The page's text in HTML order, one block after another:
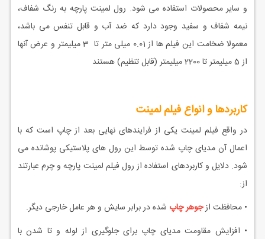
و سایر محصولات استفاده می شود. رول لمینت پارچه به رنگ شفاف،
نیمه شفاف و سفید وجود دارد که ضد آب و قابل تنفس می باشد،
معمولا ضخامت این فیلم ها از 0.01 میلی متر تا 3 میلیمتر و عرض آنها
از 5 میلیمتر تا 2200 میلیمتر (قابل تنظیم) هستند
کاربردها و انواع فیلم لمینت
در واقع فیلم لمينت یکی از فرایندهای نهایی بعد از چاپ است كه با
اعمال آن مدیای چاپ شده توسط این رول های پلاستیکی پوشانده می
شود. دلایل و کاربردهای استفاده از رول فیلم لمینت پارچه و چرم عبارتند
از:
• محافظت ازجوهر چاپ شده در برابر سايش و هر عامل خارجی ديگر.
• افزايش مقاومت مدیای چاپ برای جلوگیری از لوله و تا شدن با